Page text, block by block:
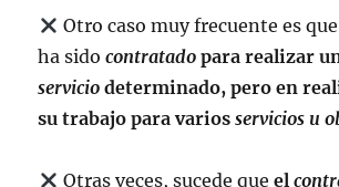
Otro caso muy frecuente es
ha sidocontratado para realizar
servicio determinado, pero en
su trabajo para variosservicios u
Otras veces, sucede que el